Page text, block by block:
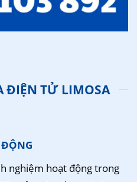
ĐIỆN TỬ LIMOSA
nghiệm hoạt động trong